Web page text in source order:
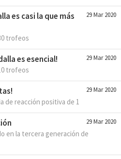
29 Mar 2020
es casi la que más
trofeos
29 Mar 2020
es esencial!
trofeos
29 Mar 2020
de reacción positiva de 1
29 Mar 2020
en la tercera generación de